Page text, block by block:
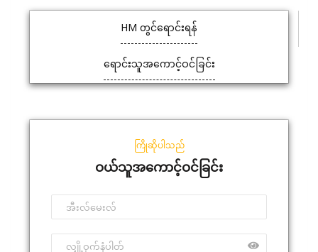
HM တွင်ရောင်းရန်
ရောင်းသူအကောင့်ဝင်ခြင်း
ကြိုဆိုပါသည်
ဝယ်သူအကောင့်ဝင်ခြင်း